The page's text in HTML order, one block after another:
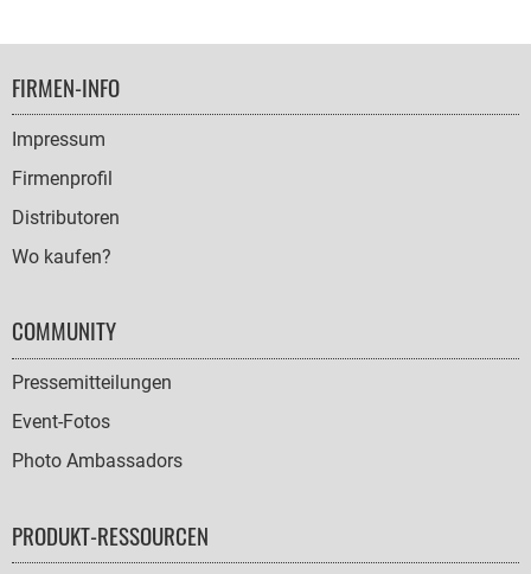
FOOTER
NAVIGATION
FIRMEN-INFO
Impressum
Firmenprofil
Distributoren
Wo kaufen?
COMMUNITY
Pressemitteilungen
Event-Fotos
Photo Ambassadors
PRODUKT-RESSOURCEN